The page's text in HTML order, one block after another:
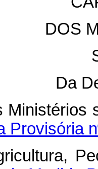
DOS
Da
Provisória